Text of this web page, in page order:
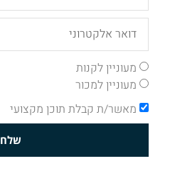
מעוניין לקנות
מעוניין למכור
מאשר/ת קבלת תוכן מקצועי
שלח